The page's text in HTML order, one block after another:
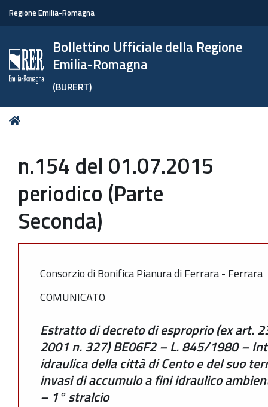
Regione Emilia-Romagna
Bollettino Ufficiale della Regione
Emilia-Romagna
(BURERT)
Tu
n.154 del 01.07.2015
periodico (Parte
Seconda)
Consorzio di Bonifica Pianura di Ferrara - Ferrara
COMUNICATO
Estratto di decreto di esproprio (ex art.
2001 n. 327) BE06F2 – L. 845/1980 –
idraulica della città di Cento e del suo
invasi di accumulo a fini idraulico
– 1° stralcio